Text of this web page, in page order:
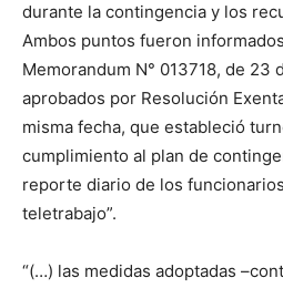
durante la contingencia y los
Ambos puntos fueron
Memorandum N° 013718, de 23
aprobados por Resolución
misma fecha, que estableció
cumplimiento al plan de
reporte diario de los
teletrabajo”.
“(…) las medidas adoptadas